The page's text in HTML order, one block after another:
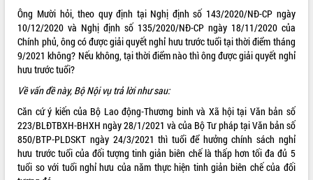
QUY HOẠCH - KẾ HOẠCH
QUẢNG CÁO
Ông Mười hỏi, theo quy định tại Nghị định số 143/2020/NĐ-CP ngày
10/12/2020 và Nghị định số 135/2020/NĐ-CP ngày 18/11/2020 của
Chính phủ, ông có được giải quyết nghỉ hưu trước tuổi tại thời điểm tháng
9/2021 không? Nếu không, tại thời điểm nào thì ông được giải quyết nghỉ
hưu trước tuổi?
Về vấn đề này, Bộ Nội vụ trả lời như sau:
Căn cứ ý kiến của Bộ Lao động-Thương binh và Xã hội tại Văn bản số
223/BLĐTBXH-BHXH ngày 28/1/2021 và của Bộ Tư pháp tại Văn bản số
850/BTP-PLDSKT ngày 24/3/2021 thì tuổi để hưởng chính sách nghỉ
hưu trước tuổi của đối tượng tinh giản biên chế là thấp hơn tối đa đủ 5
tuổi so với tuổi nghỉ hưu của năm thực hiện tinh giản biên chế của đối